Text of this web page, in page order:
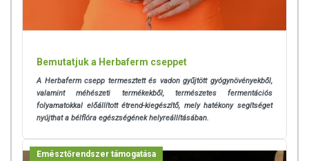
Hatóanyagok a napi
CFU*/1 ampullában
(élelmi rost)
Friss méhpempő 100 mg 200 mg
Fekete bodza100 mg 200 mg
Élőflóra mennyisége 7x109** 10**
Bemutatjuk a Herbaferm cseppet
A Herbaferm csepp termesztett és vadon gyűjtött gyógynövényekből,
valamint méhészeti termékekből, természetes fermentációs
folyamatokkal előállított étrend-kiegészítő, mely hatékony segítséget
nyújthat a bélflóra egészségének helyreállításában.
Emésztőrendszer támogatása